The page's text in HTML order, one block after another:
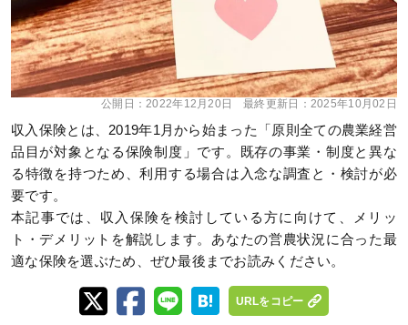
公開日： 2022年12月20日 最終更新日： 2025年10月02日
収入保険とは、2019年1月から始まった「原則全ての農業経営
品目が対象となる保険制度」です。既存の事業・制度と異な
る特徴を持つため、利用する場合は入念な調査と・検討が必
要です。
本記事では、収入保険を検討している方に向けて、メリッ
ト・デメリットを解説します。あなたの営農状況に合った最
適な保険を選ぶため、ぜひ最後までお読みください。
URLをコピー